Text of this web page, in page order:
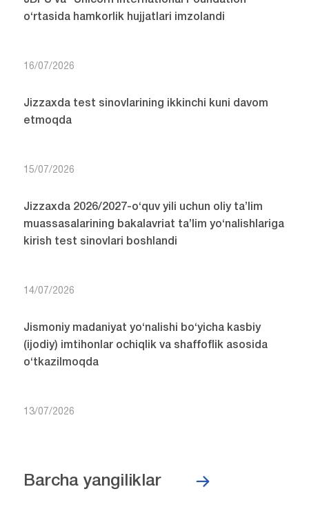
o‘rtasida hamkorlik hujjatlari imzolandi
16/07/2026
Jizzaxda test sinovlarining ikkinchi kuni davom
etmoqda
15/07/2026
Jizzaxda 2026/2027-o‘quv yili uchun oliy ta’lim
muassasalarining bakalavriat ta’lim yo‘nalishlariga
kirish test sinovlari boshlandi
14/07/2026
Jismoniy madaniyat yo‘nalishi bo‘yicha kasbiy
(ijodiy) imtihonlar ochiqlik va shaffoflik asosida
o‘tkazilmoqda
13/07/2026
Barcha yangiliklar